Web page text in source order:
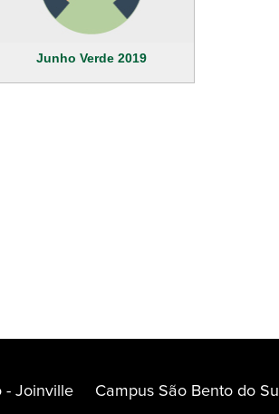
Junho Verde 2019
- Joinville Campus São Bento do Sul